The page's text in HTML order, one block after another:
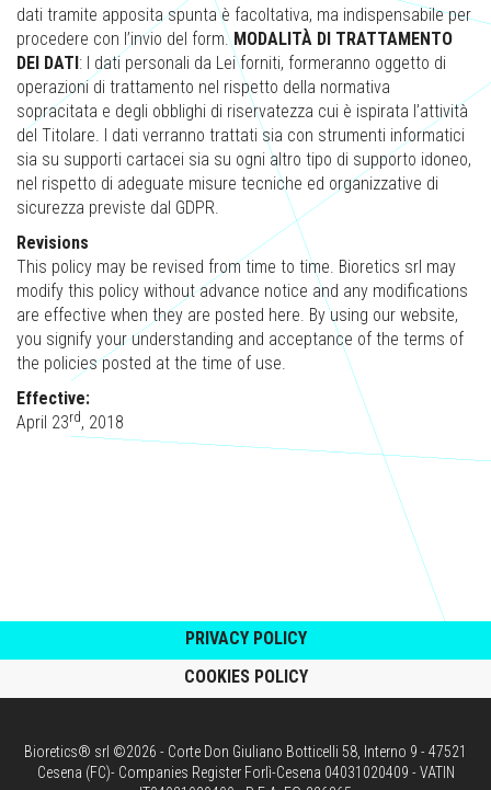
dati tramite apposita spunta è facoltativa, ma indispensabile per
procedere con l’invio del form.MODALITÀ DI TRATTAMENTO
DEI DATI: I dati personali da Lei forniti, formeranno oggetto di
operazioni di trattamento nel rispetto della normativa
sopracitata e degli obblighi di riservatezza cui è ispirata l’attività
del Titolare. I dati verranno trattati sia con strumenti informatici
sia su supporti cartacei sia su ogni altro tipo di supporto idoneo,
nel rispetto di adeguate misure tecniche ed organizzative di
sicurezza previste dal GDPR.
Revisions
This policy may be revised from time to time. Bioretics srl may
modify this policy without advance notice and any modifications
are effective when they are posted here. By using our website,
you signify your understanding and acceptance of the terms of
the policies posted at the time of use.
Effective:
April 23rd, 2018
PRIVACY POLICY
COOKIES POLICY
Bioretics® srl ©2026 - Corte Don Giuliano Botticelli 58, Interno 9 - 47521
Cesena (FC)- Companies Register Forlì-Cesena 04031020409 - VATIN